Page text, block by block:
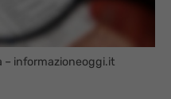
– informazioneoggi.it